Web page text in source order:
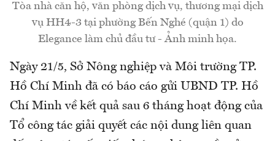
Tòa nhà căn hộ, văn phòng dịch vụ, thương mại dịch
vụ HH4-3 tại phường Bến Nghé (quận 1) do
Elegance làm chủ đầu tư - Ảnh minh họa.
Ngày 21/5, Sở Nông nghiệp và Môi trường TP.
Hồ Chí Minh đã có báo cáo gửi UBND TP. Hồ
Chí Minh về kết quả sau 6 tháng hoạt động của
Tổ công tác giải quyết các nội dung liên quan